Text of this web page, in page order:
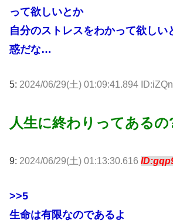
って欲しいとか
自分のストレスをわかって欲し
惑だな…
5: 2024/06/29(土) 01:09:41.894
人生に終わりってあるの
9: 2024/06/29(土) 01:13:30.616
>>5
生命は有限なのであるよ